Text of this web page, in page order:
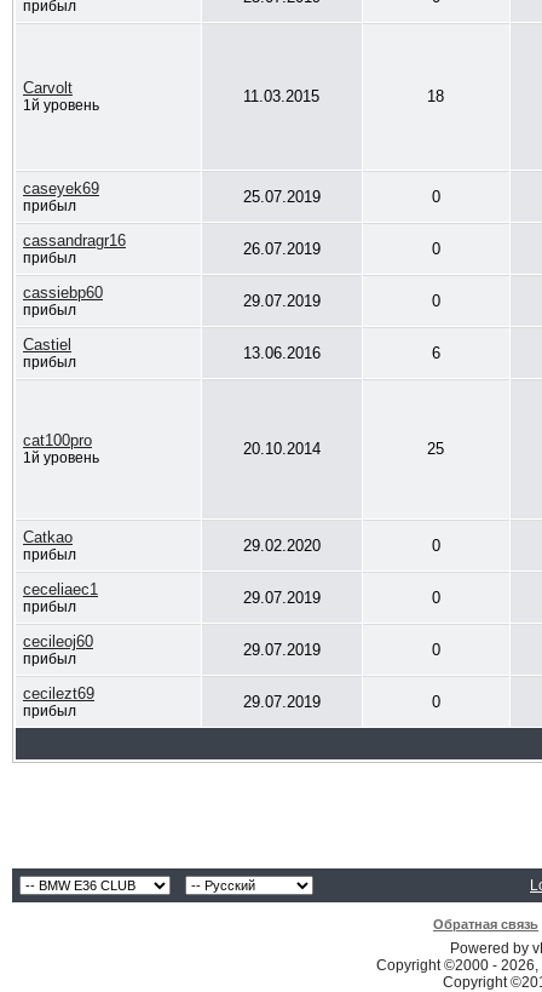
прибыл
Carvolt
1й уровень 11.03.2015 18
caseyek69
прибыл 25.07.2019 0
cassandragr16
прибыл 26.07.2019 0
cassiebp60
прибыл 29.07.2019 0
Castiel
прибыл 13.06.2016 6
cat100pro
1й уровень 20.10.2014 25
Catkao
прибыл 29.02.2020 0
ceceliaec1
прибыл 29.07.2019 0
cecileoj60
прибыл 29.07.2019 0
cecilezt69
прибыл 29.07.2019 0
Обратная связь
Powered by
Copyright ©2000 -
Copyright